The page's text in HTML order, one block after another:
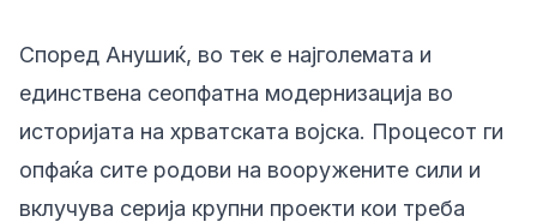
Според Анушиќ, во тек е најголемата и
единствена сеопфатна модернизација во
историјата на хрватската војска. Процесот ги
опфаќа сите родови на вооружените сили и
вклучува серија крупни проекти кои треба